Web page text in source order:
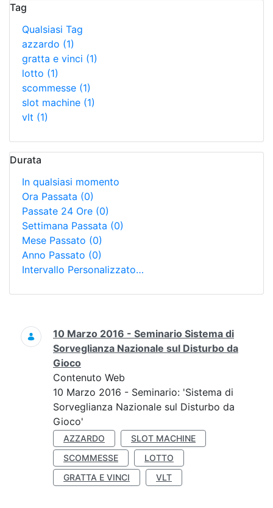
Tag
Qualsiasi Tag
azzardo (1)
gratta e vinci (1)
lotto (1)
scommesse (1)
slot machine (1)
vlt (1)
Durata
In qualsiasi momento
Ora Passata (0)
Passate 24 Ore (0)
Settimana Passata (0)
Mese Passato (0)
Anno Passato (0)
Intervallo Personalizzato…
Ricerca
10 Marzo 2016 - Seminario Sistema di
Sorveglianza Nazionale sul Disturbo da
Gioco
Contenuto Web
10 Marzo 2016 - Seminario: 'Sistema di
Sorveglianza Nazionale sul Disturbo da
Gioco'
AZZARDO
SLOT MACHINE
SCOMMESSE
LOTTO
GRATTA E VINCI
VLT